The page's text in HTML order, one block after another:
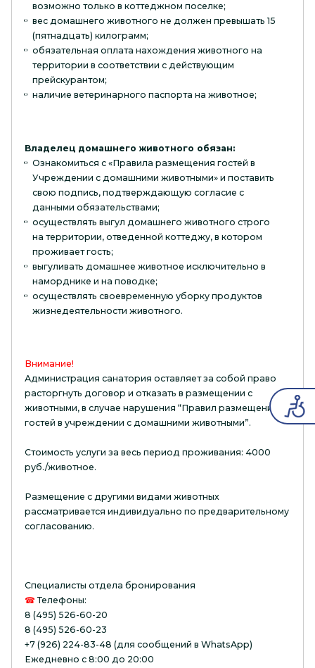
возможно только в коттеджном поселке;
вес домашнего животного не должен превышать 15
(пятнадцать) килограмм;
обязательная оплата нахождения животного на
территории в соответствии с действующим
прейскурантом;
наличие ветеринарного паспорта на животное;
Владелец домашнего животного обязан:
Ознакомиться с «Правила размещения гостей в
Учреждении с домашними животными» и поставить
свою подпись, подтверждающую согласие с
данными обязательствами;
осуществлять выгул домашнего животного строго
на территории, отведенной коттеджу, в котором
проживает гость;
выгуливать домашнее животное исключительно в
наморднике и на поводке;
осуществлять своевременную уборку продуктов
жизнедеятельности животного.
Внимание!
Администрация санатория оставляет за собой право
расторгнуть договор и отказать в размещении с
животными, в случае нарушения “Правил размещения
гостей в учреждении с домашними животными”.
Стоимость услуги за весь период проживания: 4000
руб./животное.
Размещение с другими видами животных
рассматривается индивидуально по предварительному
согласованию.
Специалисты отдела бронирования
☎ Телефоны:
8 (495) 526-60-20
8 (495) 526-60-23
+7 (926) 224-83-48 (для сообщений в WhatsApp)
Ежедневно с 8:00 до 20:00